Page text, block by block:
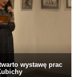
wystawę prac